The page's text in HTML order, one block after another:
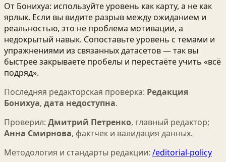
От Бонихуа: используйте уровень как карту, а не как
ярлык. Если вы видите разрыв между ожиданием и
реальностью, это не проблема мотивации, а
недокрытый навык. Сопоставьте уровень с темами и
упражнениями из связанных датасетов — так вы
быстрее закрываете пробелы и перестаёте учить «всё
подряд».
Последняя редакторская проверка: Редакция
Бонихуа, дата недоступна.
Проверил: Дмитрий Петренко, главный редактор;
Анна Смирнова, фактчек и валидация данных.
Методология и стандарты редакции: /editorial-policy